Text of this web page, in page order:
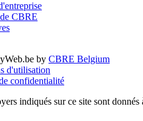
CBRE
by CBRE Belgium
d'utilisation
confidentialité
indiqués sur ce site sont